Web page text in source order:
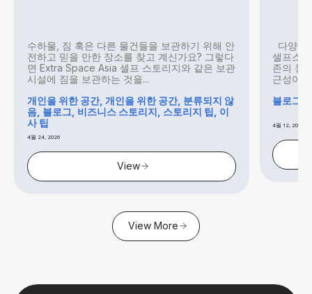
수하물, 짐 혹은 다른 물건들을 보관하기 위해 안
전하고 믿을 만한 장소를 찾고 계신가요? 그렇다
면 Extra Space Asia 셀프 스토리지와 같은 보관
시설에 짐을 보관하는 것을...
개인을 위한 공간, 개인을 위한 공간, 분류되지 않
음, 블로그, 비즈니스 스토리지, 스토리지 팁, 이
사 팁
4월 24, 2026
View
다양해
셀프스
존의 창
근성이
블로그,
4월 12, 2026
View More